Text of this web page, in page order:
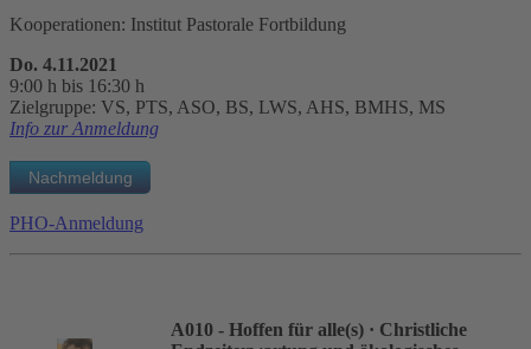
Kooperationen: Institut Pastorale Fortbildung
Do. 4.11.2021
9:00 h bis 16:30 h
Zielgruppe: VS, PTS, ASO, BS, LWS, AHS, BMHS, MS
Info zur Anmeldung
PHO-Anmeldung
A010 - Hoffen für alle(s) · Christliche